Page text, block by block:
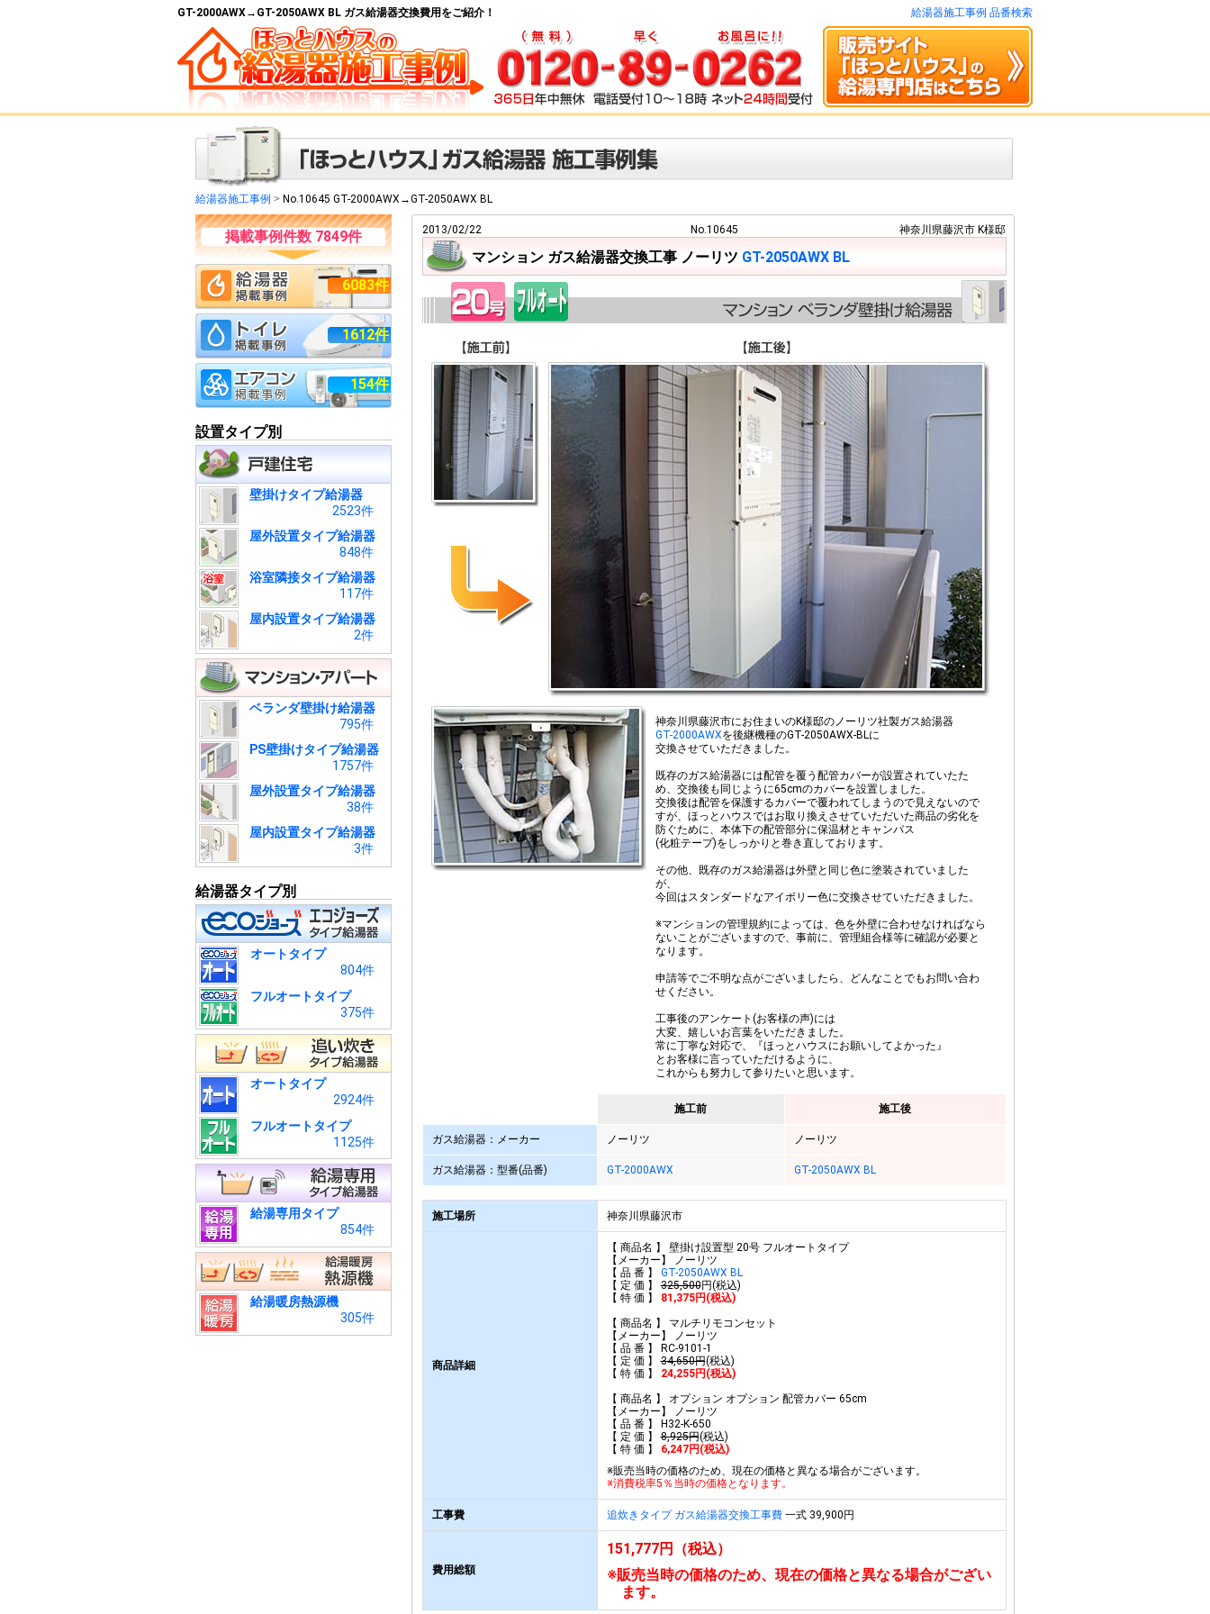
GT-2000AWX→GT-2050AWX BL ガス給湯器交換費用をご紹介！ 給湯器施工事例 品番検索
給湯器施工事例 > No.10645 GT-2000AWX→GT-2050AWX BL
掲載事例件数 7849件
6083件
1612件
154件
設置タイプ別
壁掛けタイプ給湯器
2523件
屋外設置タイプ給湯器
848件
浴室隣接タイプ給湯器
117件
屋内設置タイプ給湯器
2件
ベランダ壁掛け給湯器
795件
PS壁掛けタイプ給湯器
1757件
屋外設置タイプ給湯器
38件
屋内設置タイプ給湯器
3件
給湯器タイプ別
オートタイプ
804件
フルオートタイプ
375件
オートタイプ
2924件
フルオートタイプ
1125件
給湯専用タイプ
854件
給湯暖房熱源機
305件
2013/02/22 No.10645 神奈川県藤沢市 K様邸
マンション ガス給湯器交換工事 ノーリツ GT-2050AWX BL
神奈川県藤沢市にお住まいのK様邸のノーリツ社製ガス給湯器
GT-2000AWXを後継機種のGT-2050AWX-BLに
交換させていただきました。
既存のガス給湯器には配管を覆う配管カバーが設置されていたた
め、交換後も同じように65cmのカバーを設置しました。
交換後は配管を保護するカバーで覆われてしまうので見えないので
すが、ほっとハウスではお取り換えさせていただいた商品の劣化を
防ぐために、本体下の配管部分に保温材とキャンパス
(化粧テープ)をしっかりと巻き直しております。
その他、既存のガス給湯器は外壁と同じ色に塗装されていました
が、
今回はスタンダードなアイボリー色に交換させていただきました。
※マンションの管理規約によっては、色を外壁に合わせなければなら
ないことがございますので、事前に、管理組合様等に確認が必要と
なります。
申請等でご不明な点がございましたら、どんなことでもお問い合わ
せください。
工事後のアンケート(お客様の声)には
大変、嬉しいお言葉をいただきました。
常に丁寧な対応で、『ほっとハウスにお願いしてよかった』
とお客様に言っていただけるように、
これからも努力して参りたいと思います。
施工前 施工後
ガス給湯器：メーカー ノーリツ ノーリツ
ガス給湯器：型番(品番) GT-2000AWX GT-2050AWX BL
施工場所 神奈川県藤沢市
商品詳細
【 商品名 】 壁掛け設置型 20号 フルオートタイプ
【メーカー】 ノーリツ
【 品 番 】 GT-2050AWX BL
【 定 価 】325,500円(税込)
【 特 価 】
81,375円(税込)
【 商品名 】 マルチリモコンセット
【メーカー】 ノーリツ
【 品 番 】 RC-9101-1
【 定 価 】34,650円(税込)
【 特 価 】
24,255円(税込)
【 商品名 】 オプション オプション 配管カバー 65cm
【メーカー】 ノーリツ
【 品 番 】 H32-K-650
【 定 価 】8,925円(税込)
【 特 価 】
6,247円(税込)
※販売当時の価格のため、現在の価格と異なる場合がございます。
※消費税率5％当時の価格となります。
工事費 追炊きタイプ ガス給湯器交換工事費一式 39,900円
費用総額
151,777円（税込）
※販売当時の価格のため、現在の価格と異なる場合がござい
ます。